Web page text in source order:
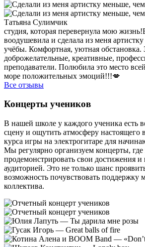
Татьяна Сулимчик
студия, которая перевернула мою
воодушевила и сделала из меня
учёбы. Комфортная, уютная обстановка.
доброжелательные, креативные,
преподаватели. Полюбила это место
море положительных эмоций!!!💋
Все отзывы
Концерты учеников
В нашей школе у каждого ученика есть
сцену и ощутить атмосферу настоящего
курса игры на электрогитаре для
Мы регулярно организуем концерты,
продемонстрировать свои достижения и
аудиторией. Это не только шанс
возможность почувствовать поддержку
коллектива.